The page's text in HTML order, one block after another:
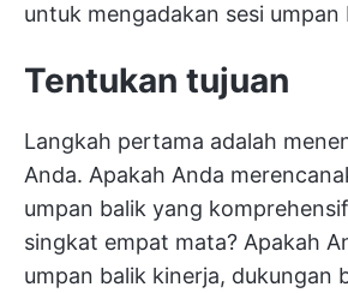
untuk mengadakan sesi umpan
Tentukan tujuan
Langkah pertama adalah
Anda. Apakah Anda
umpan balik yang
singkat empat mata? Apakah
umpan balik kinerja, dukungan